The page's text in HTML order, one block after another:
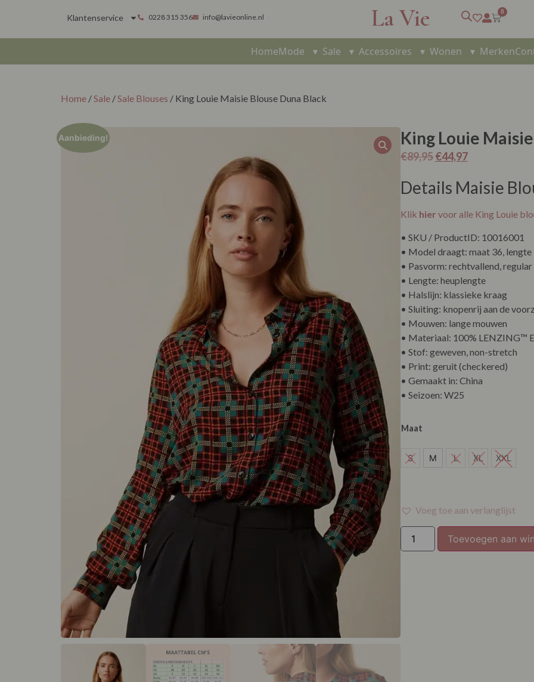
Klantenservice 0228 315 356 info@lavieonline.nl La Vie 0
HomeMode ▾ Sale ▾ Accessoires ▾ Wonen ▾ Merken
Home /Sale /Sale Blouses / King Louie Maisie Blouse Duna Black
Aanbieding! King Louie
€89,95€44,97
Details Maisie
Klik hier voor alle King Louie
• SKU / ProductID: 10016001
• Model draagt: maat 36, lengte
• Pasvorm: rechtvallend,
• Lengte: heuplengte
• Halslijn: klassieke kraag
• Sluiting: knopenrij aan de
• Mouwen: lange mouwen
• Materiaal: 100% LENZING™
• Stof: geweven, non-stretch
• Print: geruit (checkered)
• Gemaakt in: China
• Seizoen: W25
Maat
M
S M L XL XXL
Voeg toe aan verlanglijst
Toevoegen aan